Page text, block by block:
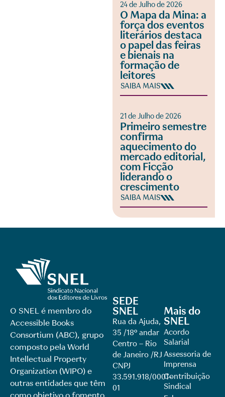
24 de Julho de 2026
O Mapa da Mina: a
força dos eventos
literários destaca
o papel das feiras
e bienais na
formação de
leitores
SAIBA MAIS
21 de Julho de 2026
Primeiro semestre
confirma
aquecimento do
mercado editorial,
com Ficção
liderando o
crescimento
SAIBA MAIS
O SNEL é membro do
Accessible Books
Consortium (ABC), grupo
composto pela World
Intellectual Property
Organization (WIPO) e
outras entidades que têm
como objetivo o fomento
SEDE
SNEL
Rua da Ajuda,
35 /18º andar
Centro – Rio
de Janeiro /RJ
CNPJ
33.591.918/0001-
01
Mais do
SNEL
Acordo
Salarial
Assessoria de
Imprensa
Contribuição
Sindical